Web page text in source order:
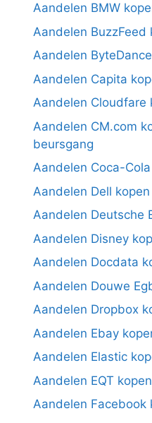
Aandelen BMW
Aandelen BuzzFeed
Aandelen
Aandelen Capita
Aandelen Cloudfare
Aandelen CM.com
beursgang
Aandelen Coca-
Aandelen Dell kopen
Aandelen Deutsche
Aandelen Disney
Aandelen Docdata
Aandelen Douwe
Aandelen Dropbox
Aandelen Ebay
Aandelen Elastic
Aandelen EQT kopen
Aandelen Facebook